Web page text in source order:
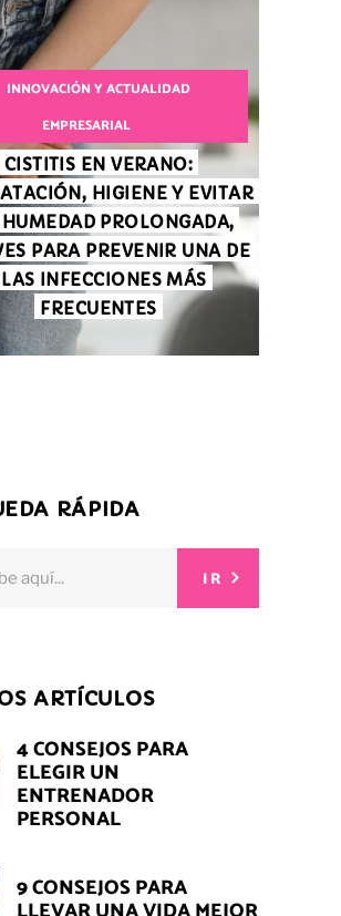
INNOVACIÓN Y ACTUALIDAD
EMPRESARIAL
CISTITIS EN VERANO:
HIGIENE Y EVITAR
PROLONGADA,
PARA PREVENIR UNA DE
LAS INFECCIONES MÁS
FRECUENTES
RÁPIDA
IR
ARTÍCULOS
4 CONSEJOS PARA
ELEGIR UN
ENTRENADOR
PERSONAL
9 CONSEJOS PARA